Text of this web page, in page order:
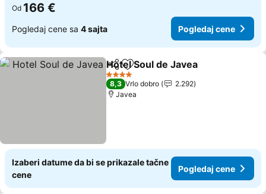
Od 166 €
Pogledaj cene sa 4 sajta Pogledaj cene
Deli Dodati u favorite
Hotel Soul de Javea
4 Zvezdice
8,3 Vrlo dobro
2.292
Javea
Izaberi datume da bi se prikazale tačne
cene
Pogledaj cene